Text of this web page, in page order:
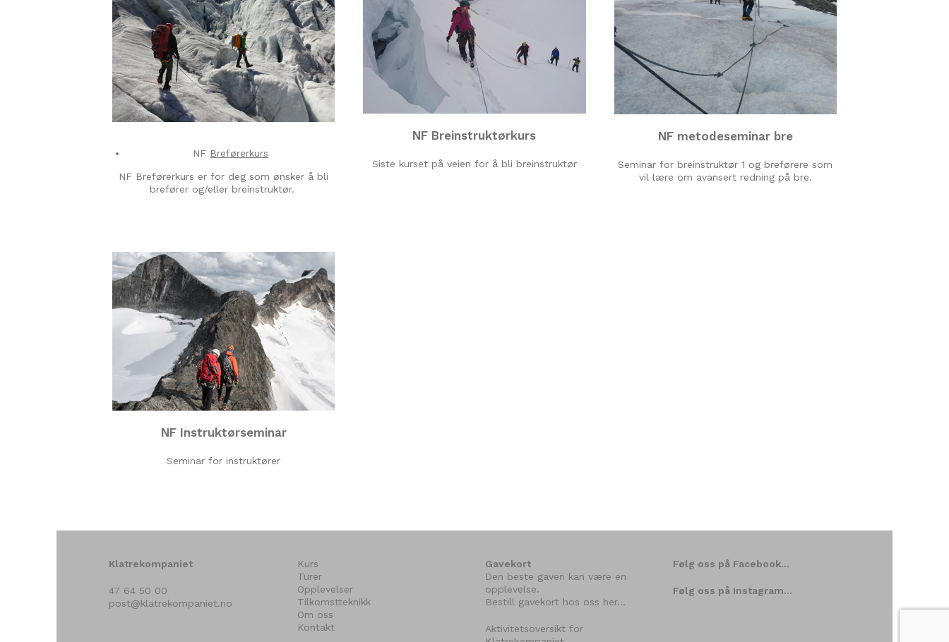
NF Breførerkurs
NF Breførerkurs er for deg som ønsker å bli
brefører og/eller breinstruktør.
NF Breinstruktørkurs
Siste kurset på veien for å bli breinstruktør
NF metodeseminar bre
Seminar for breinstruktør 1 og breførere som
vil lære om avansert redning på bre.
NF Instruktørseminar
Seminar for instruktører
Klatrekompaniet
47 64 50 00
post@klatrekompaniet.no
Kurs
Turer
Opplevelser
Tilkomstteknikk
Om oss
Kontakt
Gavekort
Den beste gaven kan være en
opplevelse.
Bestill gavekort hos oss her…
Aktivitetsoversikt for
Følg oss på Facebook…
Følg oss på Instagram…